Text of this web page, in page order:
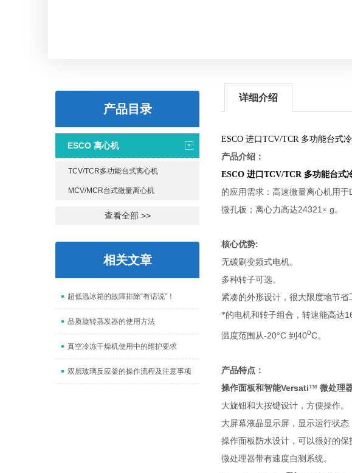
产品目录
ESCO 离心机
TCV/TCR多功能台式离心机
MCV/MCR台式微量离心机
查看全部 >>
相关文章
超低温冰箱的故障排除“有话说”！
品质旋转蒸发器的使用方法
真空冷冻干燥机使用中的维护要求
双层玻璃反应釜的操作流程及注意事项
详细介绍
ESCO 进口TCV/TCR 多功能台式
产品介绍：
ESCO 进口TCV/TCR 多功能台式
的应用需求：高速微量离心机用于
微孔板；离心力高达24321 × g。
核心优势:
无碳刷变频式电机。
多种转子可选。
紧凑的外形设计，很大限度地节省
*的电机和转子组合，转速能高达
温度范围从-20°C 到 40oC。
产品特点：
操作面板和智能Versati™ 微处理
大旋钮和大按键设计，方便操作。
大屏幕液晶显示屏，显示运行状态
操作面板防水设计，可以很好的保
微处理器带有速度自测系统。